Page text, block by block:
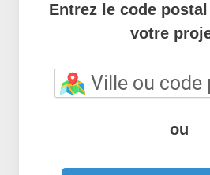
Entrez le code
votre
ou